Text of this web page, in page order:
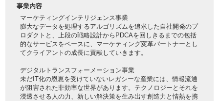
事業内容
マーケティングインテリジェンス事業
膨大なデータを処理するアルゴリズムを追求した自社開発のプ
ロダクトと、上段の戦略設計からPDCAを回しきるまでの包括
的なサービスをベースに、マーケティング変革パートナーとし
てクライアントの成長に貢献していきます。
デジタルトランスフォーメーション事業
未だIT化の恩恵を受けていないレガシーな産業には、情報流通
が阻害された非効率な世界があります。テクノロジーとそれを
浸透させる人の力、新しい解決策を生み出す創造力と情熱を携